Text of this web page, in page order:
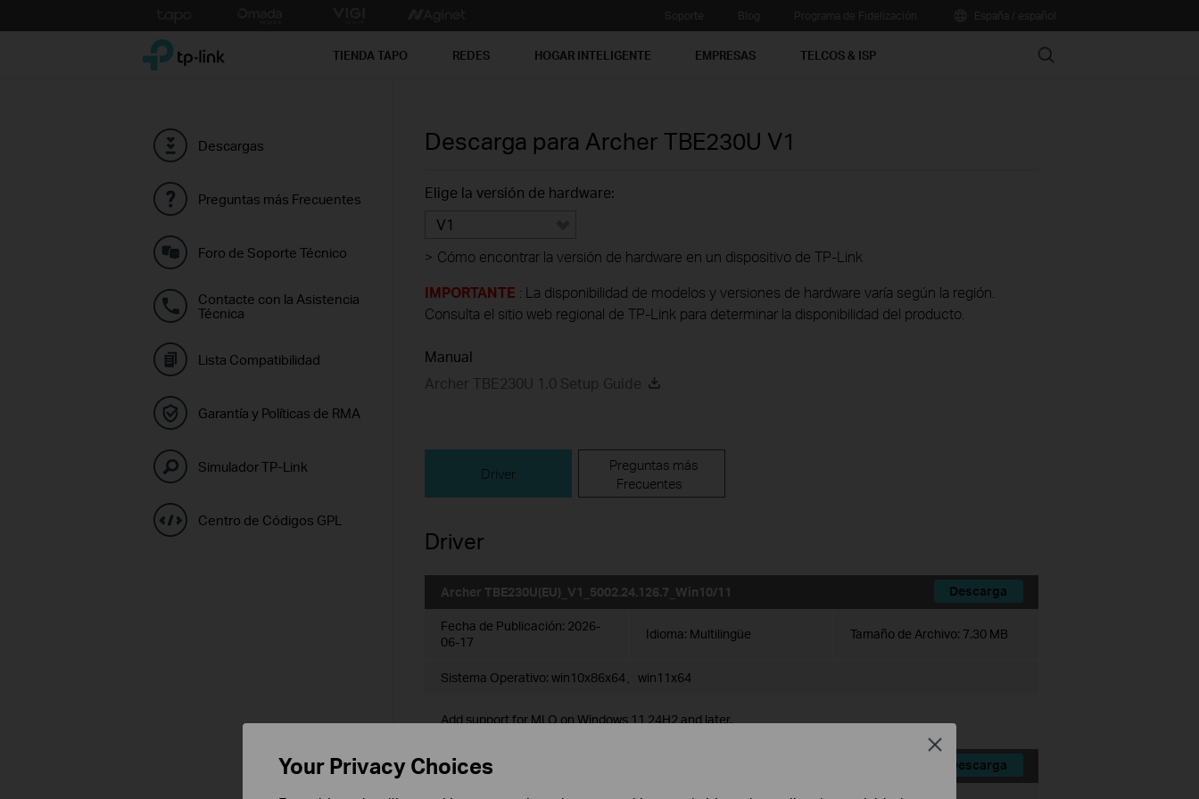
to
TP-Link, Reliably Smart TIENDA TAPO REDES HOGAR INTELIGENTE EMPRESAS TELCOS & ISP Search
Descargas
Preguntas más Frecuentes
Foro de Soporte Técnico
Contacte con la Asistencia
Técnica
Lista Compatibilidad
Garantía y Políticas de RMA
Simulador TP-Link
Centro de Códigos GPL
Descarga para Archer TBE230U V1
Elige la versión de hardware:
V1
> Cómo encontrar la versión de hardware en un dispositivo de TP-Link
IMPORTANTE : La disponibilidad de modelos y versiones de hardware varía según la región.
Consulta el sitio web regional de TP-Link para determinar la disponibilidad del producto.
Manual
Archer TBE230U 1.0 Setup Guide
Driver
Preguntas más
Frecuentes
Driver
Archer TBE230U(EU)_V1_5002.24.126.7_Win10/11 Descarga
Fecha de Publicación: 2026-
06-17
Idioma: Multilingüe Tamaño de Archivo: 7.30 MB
Sistema Operativo: win10x86x64、win11x64
Add support for MLO on Windows 11 24H2 and later.
Archer TBE230U(EU)_V1_5002.24.126.7_Win10_Win11 Descarga
Your Privacy Choices
Close